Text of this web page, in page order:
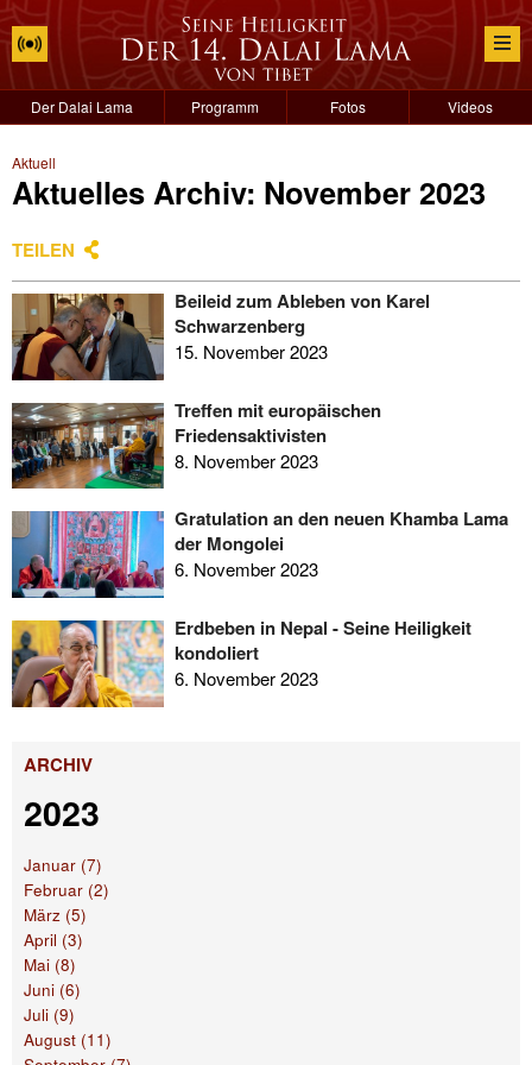
Der Dalai Lama Programm Fotos Videos
Aktuell
Aktuelles Archiv: November 2023
TEILEN
Beileid zum Ableben von Karel
Schwarzenberg
15. November 2023
Treffen mit europäischen
Friedensaktivisten
8. November 2023
Gratulation an den neuen Khamba Lama
der Mongolei
6. November 2023
Erdbeben in Nepal - Seine Heiligkeit
kondoliert
6. November 2023
ARCHIV
2023
Januar (7)
Februar (2)
März (5)
April (3)
Mai (8)
Juni (6)
Juli (9)
August (11)